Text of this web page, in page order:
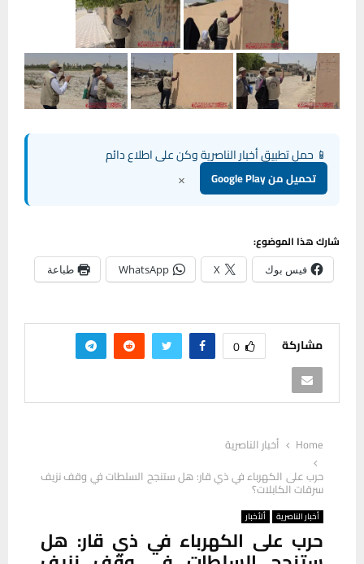
📱 حمل تطبيق أخبار الناصرية وكن على اطلاع دائم
تحميل من Google Play ×
شارك هذا الموضوع:
فيس بوك X
WhatsApp طباعة
مشاركة 0
Home
أخبار الناصرية
حرب على الكهرباء في ذي قار: هل ستنجح السلطات في وقف نزيف
سرقات الكابلات؟
أخبار الناصرية ألأخبار
حرب على الكهرباء في ذي قار: هل